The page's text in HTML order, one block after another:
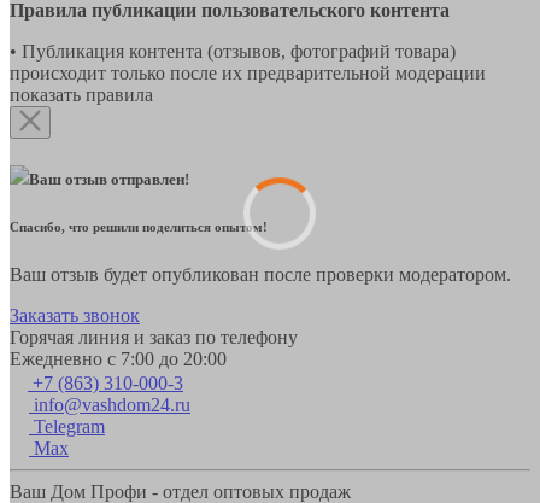
Правила публикации пользовательского контента
• Публикация контента (отзывов, фотографий товара)
происходит только после их предварительной модерации
показать правила
Ваш отзыв отправлен!
Спасибо, что решили поделиться опытом!
Ваш отзыв будет опубликован после проверки модератором.
Заказать звонок
Горячая линия и заказ по телефону
Ежедневно с 7:00 до 20:00
+7 (863) 310-000-3
info@vashdom24.ru
Telegram
Max
Ваш Дом Профи - отдел оптовых продаж